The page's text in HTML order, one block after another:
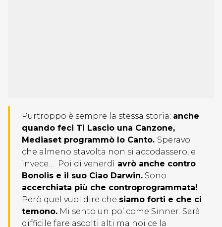
Purtroppo è sempre la stessa storia: anche
quando feci Ti Lascio una Canzone,
Mediaset programmò Io Canto. Speravo
che almeno stavolta non si accodassero, e
invece… Poi di venerdì avrò anche contro
Bonolis e il suo Ciao Darwin. Sono
accerchiata più che controprogrammata!
Però quel vuol dire che siamo forti e che ci
temono. Mi sento un po’ come Sinner. Sarà
difficile fare ascolti alti ma noi ce la